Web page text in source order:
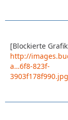
[Blockierte
http://
a…6f8-823f-
3903f178f990.jpg